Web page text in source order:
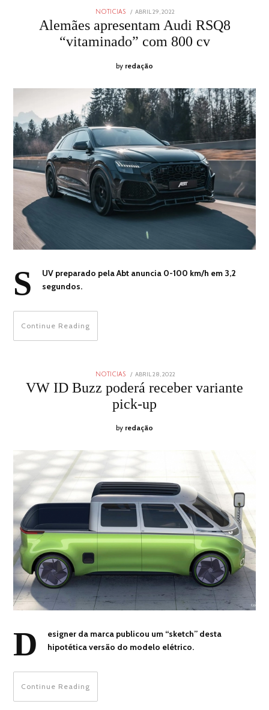
NOTICIAS
POSTED
ON
ABRIL 29, 2022
2022
Alemães apresentam Audi RSQ8
“vitaminado” com 800 cv
by redação
S
UV preparado pela Abt anuncia 0-100 km/h em 3,2
segundos.
Continue Reading
NOTICIAS
POSTED
ON
ABRIL 28, 2022
28,
2022
VW ID Buzz poderá receber variante
pick-up
by redação
D
esigner da marca publicou um “sketch” desta
hipotética versão do modelo elétrico.
Continue Reading